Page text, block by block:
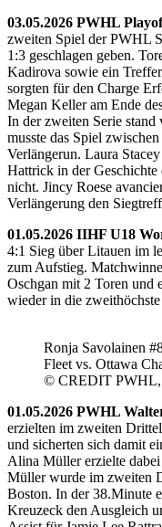
03.05.2026 PWHL
zweiten Spiel der PWHL
1:3 geschlagen geben.
Kadirova sowie ein
sorgten für den Charge
Megan Keller am Ende
In der zweiten Serie stand
musste das Spiel
Verlängerun. Laura
Hattrick in der
nicht. Jincy Roese
Verlängerung den
01.05.2026 IIHF U18
4:1 Sieg über Litauen im
zum Aufstieg.
Oschgan mit 2 Toren und
wieder in die
Ronja Savolainen
Fleet vs. Ottawa
© CREDIT
01.05.2026 PWHL
erzielten im zweiten
und sicherten sich damit
Alina Müller erzielte
Müller wurde im zweiten
Boston. In der 38.Minute
Kreuzeck den Ausgleich